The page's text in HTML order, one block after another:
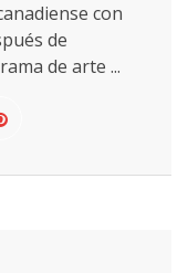
con
de
de arte ...